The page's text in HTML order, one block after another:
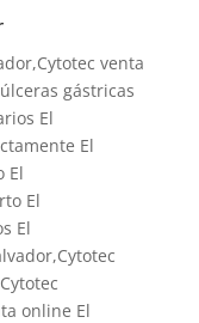
,Cytotec venta
gástricas
El
El
El
El
El
online El